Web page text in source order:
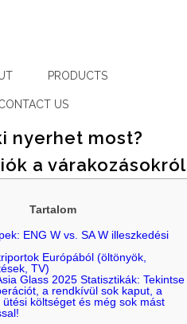
PRODUCTS
US
nyerhet most?
a várakozásokról
Tartalom
ENG W vs. SA W illeszkedési
Európából (öltönyök,
TV)
Glass 2025 Statisztikák: Tekintse
a rendkívül sok kaput, a
költséget és még sok mást